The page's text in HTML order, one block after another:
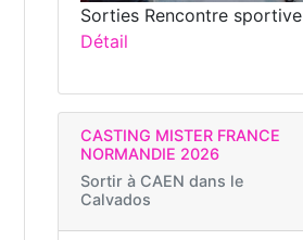
Sorties Rencontre sportive
Détail
CASTING MISTER FRANCE
NORMANDIE 2026
Sortir à CAEN dans le
Calvados